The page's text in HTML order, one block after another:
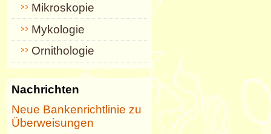
Mikroskopie
Mykologie
Ornithologie
Nachrichten
Neue Bankenrichtlinie zu
Überweisungen